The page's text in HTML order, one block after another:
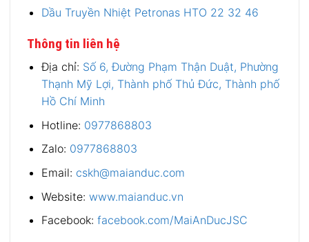
Dầu Truyền Nhiệt Petronas HTO 22 32 46
Thông tin liên hệ
Địa chỉ: Số 6, Đường Phạm Thận Duật, Phường
Thạnh Mỹ Lợi, Thành phố Thủ Đức, Thành phố
Hồ Chí Minh
Hotline: 0977868803
Zalo: 0977868803
Email: cskh@maianduc.com
Website: www.maianduc.vn
Facebook: facebook.com/MaiAnDucJSC